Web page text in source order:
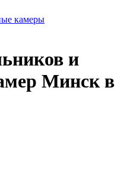
камеры
и
Минск в